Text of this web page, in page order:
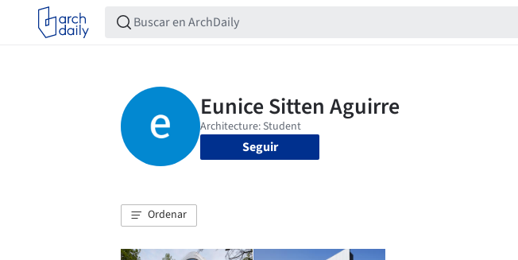
Seguir
Ordenar